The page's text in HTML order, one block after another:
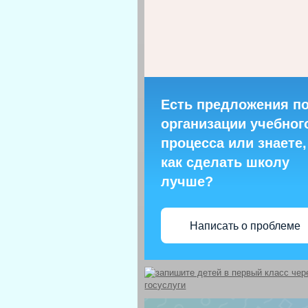
Есть предложения
организации
процесса или знаете,
как сделать школу
лучше?
Написать о проблеме